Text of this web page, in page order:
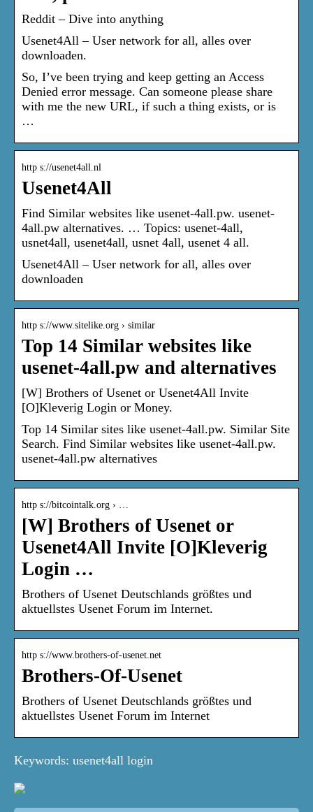
Reddit – Dive into anything
Usenet4All – User network for all, alles over
downloaden.
So, I’ve been trying and keep getting an Access
Denied error message. Can someone please share
with me the new URL, if such a thing exists, or is
…
http s://usenet4all.nl
Usenet4All
Find Similar websites like usenet-4all.pw. usenet-
4all.pw alternatives. … Topics: usenet-4all,
usnet4all, usenet4all, usnet 4all, usenet 4 all.
Usenet4All – User network for all, alles over
downloaden
http s://www.sitelike.org › similar
Top 14 Similar websites like
usenet-4all.pw and alternatives
[W] Brothers of Usenet or Usenet4All Invite
[O]Kleverig Login or Money.
Top 14 Similar sites like usenet-4all.pw. Similar Site
Search. Find Similar websites like usenet-4all.pw.
usenet-4all.pw alternatives
http s://bitcointalk.org › …
[W] Brothers of Usenet or
Usenet4All Invite [O]Kleverig
Login …
Brothers of Usenet Deutschlands größtes und
aktuellstes Usenet Forum im Internet.
http s://www.brothers-of-usenet.net
Brothers-Of-Usenet
Brothers of Usenet Deutschlands größtes und
aktuellstes Usenet Forum im Internet
Keywords: usenet4all login